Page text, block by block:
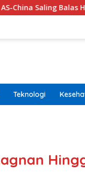
Balas Hukuman
Teknologi